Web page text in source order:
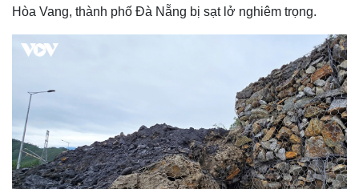
Hòa Vang, thành phố Đà Nẵng bị sạt lở nghiêm trọng.